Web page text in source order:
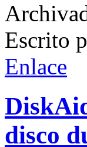
Escrito
Enlace
disco